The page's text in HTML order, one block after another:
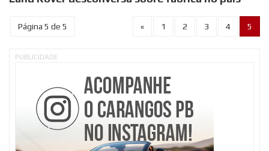
Página 5 de 5 « 1 2 3 4 5
PUBLICIDADE